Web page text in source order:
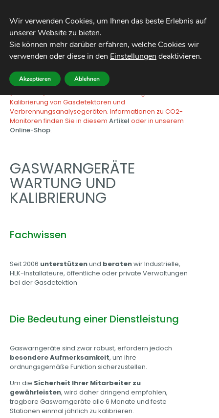
[COVID-19] Diese Seite betrifft die Wartung und
Kalibrierung von Gasdetektoren und
Verbrennungsanalysegeräten. Informationen zu CO2-
Monitoren finden Sie in diesem Artikel oder in unserem
Online-Shop.
GASWARNGERÄTE
WARTUNG UND
KALIBRIERUNG
Fachwissen
Seit 2006 unterstützenund beratenwir Industrielle,
HLK-Installateure, öffentliche oder private Verwaltungen
bei der Gasdetektion
Die Bedeutung einer Dienstleistung
Gaswarngeräte sind zwar robust, erfordern jedoch
besondere Aufmerksamkeit, um ihre
ordnungsgemäße Funktion sicherzustellen.
Um die Sicherheit Ihrer Mitarbeiter zu
gewährleisten, wird daher dringend empfohlen,
tragbare Gaswarngeräte alle 6 Monate und feste
Stationen einmal jährlich zu kalibrieren.
Wir verwenden Cookies, um Ihnen das beste Erlebnis auf
Sie können mehr darüber erfahren, welche Cookies wir
verwenden oder diese in den Einstellungen deaktivieren.
Akzeptieren Ablehnen